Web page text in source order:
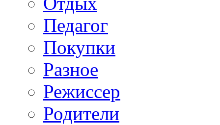
Педагог
Покупки
Разное
Режиссер
Родители